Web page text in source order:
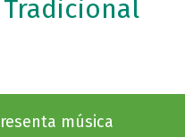
Tradicional
música